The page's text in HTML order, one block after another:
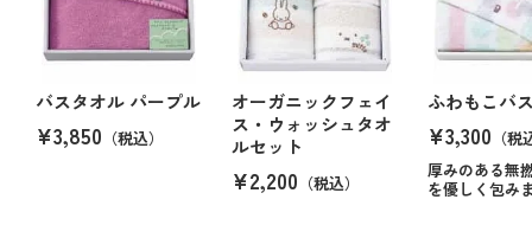
バスタオル パープル
¥3,850 （税込）
オーガニックフェイ
ス・ウォッシュタオ
ルセット
¥2,200 （税込）
ふわもこバ
¥3,300 （税
厚みのある無
を優しく包み